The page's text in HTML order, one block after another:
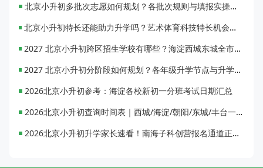
北京小升初多批次志愿如何规划？各批次规则与填报实操指南
北京小升初特长还能助力升学吗？艺术体育科技特长机会与误区全面解析
2027 北京小升初跨区招生学校有哪些？海淀西城东城全市招生校完整汇总
2027 北京小升初分阶段如何规划？各年级升学节点与升学通道全梳理
2026北京小升初参考：海淀各校新初一分班考试日期汇总
2026北京小升初查询时间表｜西城/海淀/朝阳/东城/丰台一键对照
2026北京小升初升学家长速看！南海子科创营报名通道正式开启